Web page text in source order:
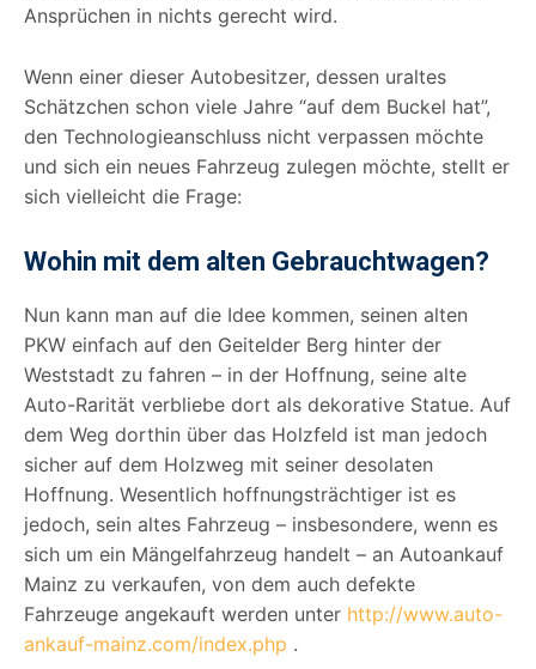
Ansprüchen in nichts gerecht wird.
Wenn einer dieser Autobesitzer, dessen uraltes
Schätzchen schon viele Jahre “auf dem Buckel hat”,
den Technologieanschluss nicht verpassen möchte
und sich ein neues Fahrzeug zulegen möchte, stellt er
sich vielleicht die Frage:
Wohin mit dem alten Gebrauchtwagen?
Nun kann man auf die Idee kommen, seinen alten
PKW einfach auf den Geitelder Berg hinter der
Weststadt zu fahren – in der Hoffnung, seine alte
Auto-Rarität verbliebe dort als dekorative Statue. Auf
dem Weg dorthin über das Holzfeld ist man jedoch
sicher auf dem Holzweg mit seiner desolaten
Hoffnung. Wesentlich hoffnungsträchtiger ist es
jedoch, sein altes Fahrzeug – insbesondere, wenn es
sich um ein Mängelfahrzeug handelt – an Autoankauf
Mainz zu verkaufen, von dem auch defekte
Fahrzeuge angekauft werden unter http://www.auto-
ankauf-mainz.com/index.php .